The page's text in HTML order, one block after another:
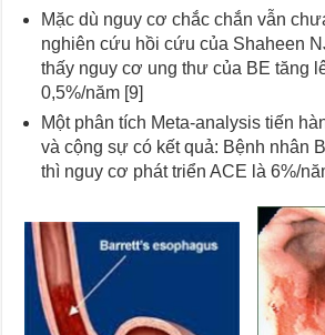
Mặc dù nguy cơ chắc chắn vẫn
nghiên cứu hồi cứu của Shaheen
thấy nguy cơ ung thư của BE tăng
0,5%/năm [9]
Một phân tích Meta-analysis tiến
và cộng sự có kết quả: Bệnh nhân
thì nguy cơ phát triển ACE là 6%/